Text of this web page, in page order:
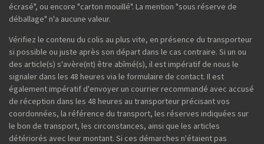
écrasé", ou encore "carton mouillé". La mention "sous réserve de
déballage" n'a aucune valeur.
Vérifiez le contenu du colis au plus vite, en présence du transporteur
si possible ou juste après son départ dans le cas contraire. Si un ou
des article(s) s'avère(nt) être abîmé(s), il est impératif de nous le
signaler dans les 48 heures via le formulaire de contact. Il est
également impératif d'envoyer un courrier recommandé avec accusé
de réception dans les 48 heures au transporteur précisant vos
coordonnées, la référence du transport, les réserves indiquées sur
le bon de transport, les circonstances, ainsi que les articles
détériorés avec leur montant. Si ces démarches n'étaient pas